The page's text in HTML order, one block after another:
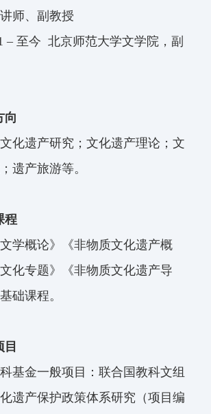
师、副教授
– 至今 北京师范大学文学院，副
向
化遗产研究；文化遗产理论；文
遗产旅游等。
程
学概论》 《非物质文化遗产概
化专题》《非物质文化遗产导
础课程。
基金一般项目：联合国教科文组
遗产保护政策体系研究（项目编